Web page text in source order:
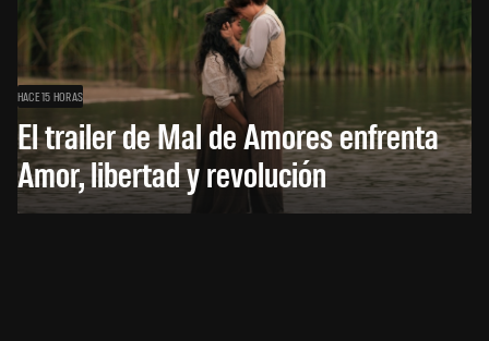
HACE 15 HORAS
El trailer de Mal de Amores enfrenta
Amor, libertad y revolución